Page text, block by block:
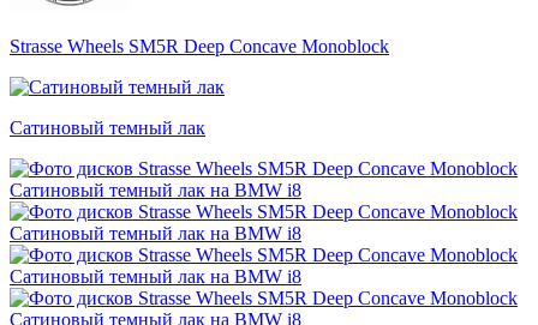
Strasse Wheels SM5R Deep Concave Monoblock
Сатиновый темный лак